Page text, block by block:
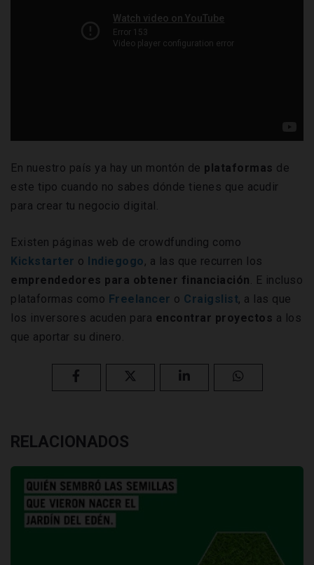
En nuestro país ya hay un montón de plataformas de
este tipo cuando no sabes dónde tienes que acudir
para crear tu negocio digital.
Existen páginas web de crowdfunding como
Kickstarter o Indiegogo, a las que recurren los
emprendedores para obtener financiación . E incluso
plataformas como Freelancer o Craigslist, a las que
los inversores acuden para encontrar proyectos a los
que aportar su dinero.
RELACIONADOS